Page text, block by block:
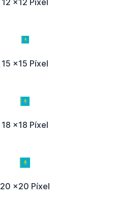
12 x12 Píxel
15 x15 Píxel
18 x18 Píxel
20 x20 Píxel